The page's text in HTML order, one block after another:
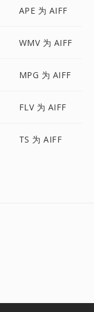
APE 为 AIFF
WMV 为 AIFF
MPG 为 AIFF
FLV 为 AIFF
TS 为 AIFF